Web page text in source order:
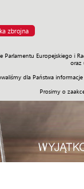
zbrojna
Parlamentu Europejskiego i
oraz
dla Państwa
Prosimy o
Prawo